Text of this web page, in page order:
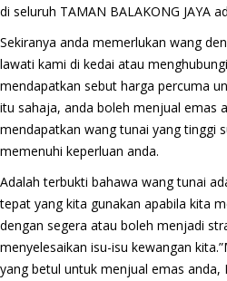
di seluruh TAMAN BALAKONG JAYA
Sekiranya anda memerlukan wang
lawati kami di kedai atau
mendapatkan sebut harga percuma
itu sahaja, anda boleh menjual emas
mendapatkan wang tunai yang tinggi
memenuhi keperluan anda.
Adalah terbukti bahawa wang tunai
tepat yang kita gunakan apabila kita
dengan segera atau boleh menjadi
menyelesaikan isu-isu kewangan
yang betul untuk menjual emas anda,